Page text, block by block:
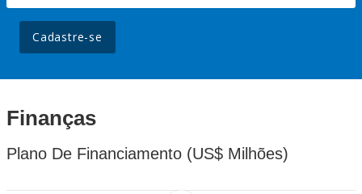
Cadastre-se
Finanças
Plano De Financiamento (US$ Milhões)